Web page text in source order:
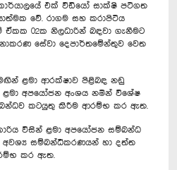
එක් වීඩියෝ සාක්ෂි පටිගත
වේ. රාගම සහ කරාපිටිය
02ක නිලධාරින් බඳවා ගැනීමට
සේවා දෙපාර්තමේන්තුව වෙත
ළමා ආරක්ෂාව පිළිබඳ නඩු
අපයෝජන අංශය නමින් වි‍ශේෂ
කටයුතු කිරීම ආරම්භ කර ඇත.
විසින් ළමා අපයෝජන සම්බන්ධ
සම්බන්ධීකරණයන් හා දත්ත
කර ඇත.